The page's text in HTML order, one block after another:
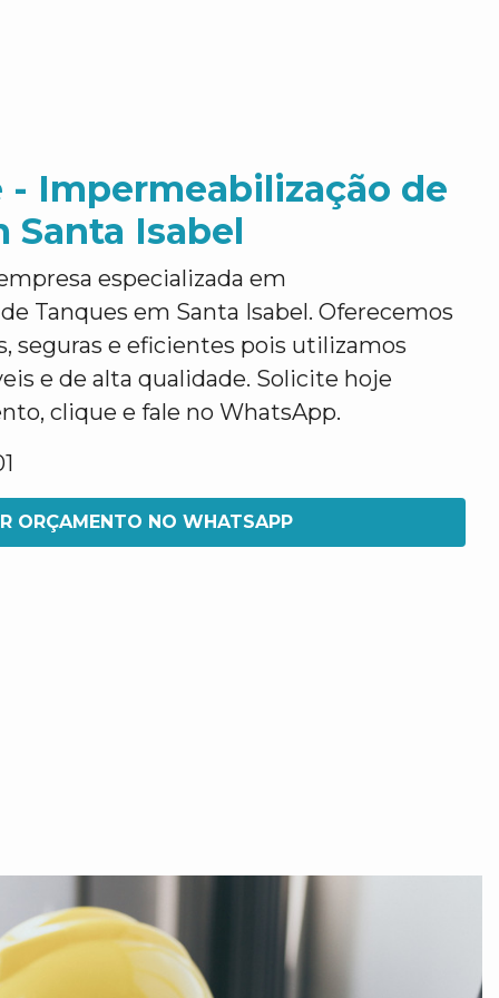
Impermeabilização de
Santa Isabel
especializada em
Tanques em Santa Isabel. Oferecemos
seguras e eficientes pois utilizamos
e de alta qualidade. Solicite hoje
clique e fale no WhatsApp.
ORÇAMENTO NO WHATSAPP